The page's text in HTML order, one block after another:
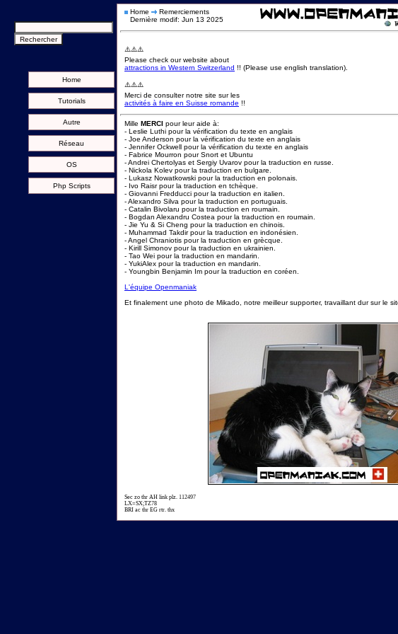
Home
Tutorials
Autre
Réseau
OS
Php Scripts
Home
Remerciements
Dernière modif: Jun 13 2025
⚠️⚠️⚠️
Please check our website about
attractions in Western Switzerland !! (Please use english translation).
⚠️⚠️⚠️
Merci de consulter notre site sur les
activités à faire en Suisse romande !!
Mille MERCI pour leur aide à:
- Leslie Luthi pour la vérification du texte en anglais
- Joe Anderson pour la vérification du texte en anglais
- Jennifer Ockwell pour la vérification du texte en anglais
- Fabrice Mourron pour Snort et Ubuntu
- Andrei Chertolyas et Sergiy Uvarov pour la traduction en russe.
- Nickola Kolev pour la traduction en bulgare.
- Lukasz Nowatkowski pour la traduction en polonais.
- Ivo Raisr pour la traduction en tchèque.
- Giovanni Fredducci pour la traduction en italien.
- Alexandro Silva pour la traduction en portuguais.
- Catalin Bivolaru pour la traduction en roumain.
- Bogdan Alexandru Costea pour la traduction en roumain.
- Jie Yu & Si Cheng pour la traduction en chinois.
- Muhammad Takdir pour la traduction en indonésien.
- Angel Chraniotis pour la traduction en grècque.
- Kirill Simonov pour la traduction en ukrainien.
- Tao Wei pour la traduction en mandarin.
- YukiAlex pour la traduction en mandarin.
- Youngbin Benjamin Im pour la traduction en coréen.
L'équipe Openmaniak
Et finalement une photo de Mikado, notre meilleur supporter, travaillant dur sur le
Sec zo thr AH link plz. 112497
LX=SX;TZ78
BRI ac thr EG rtr. thx